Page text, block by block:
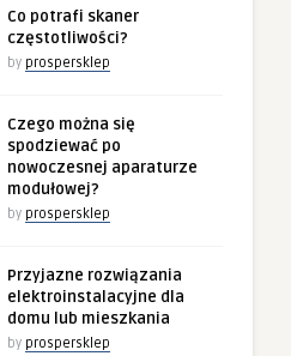
Co potrafi skaner
częstotliwości?
by prospersklep
Czego można się
spodziewać po
nowoczesnej aparaturze
modułowej?
by prospersklep
Przyjazne rozwiązania
elektroinstalacyjne dla
domu lub mieszkania
by prospersklep